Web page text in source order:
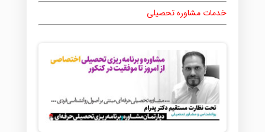
خدمات مشاوره تحصیلی